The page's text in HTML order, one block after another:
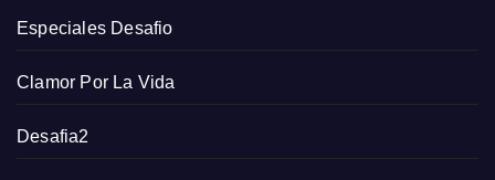
Especiales Desafio
Clamor Por La Vida
Desafia2